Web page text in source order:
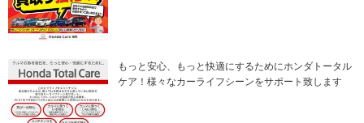
もっと安心、もっと快適にするためにホンダトータル
ケア！様々なカーライフシーンをサポート致します